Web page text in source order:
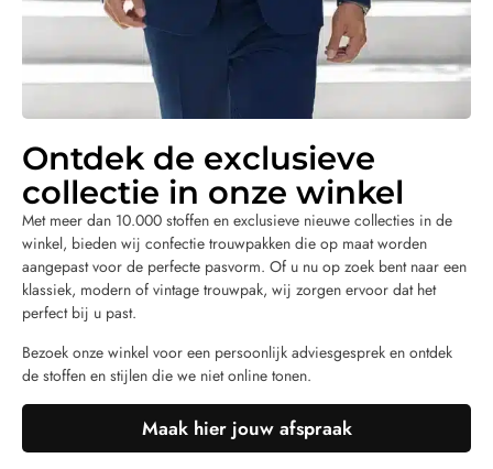
Ontdek de exclusieve
collectie in onze winkel
Met meer dan 10.000 stoffen en exclusieve nieuwe collecties in de
winkel, bieden wij confectie trouwpakken die op maat worden
aangepast voor de perfecte pasvorm. Of u nu op zoek bent naar een
klassiek, modern of vintage trouwpak, wij zorgen ervoor dat het
perfect bij u past.
Bezoek onze winkel voor een persoonlijk adviesgesprek en ontdek
de stoffen en stijlen die we niet online tonen.
Maak hier jouw afspraak